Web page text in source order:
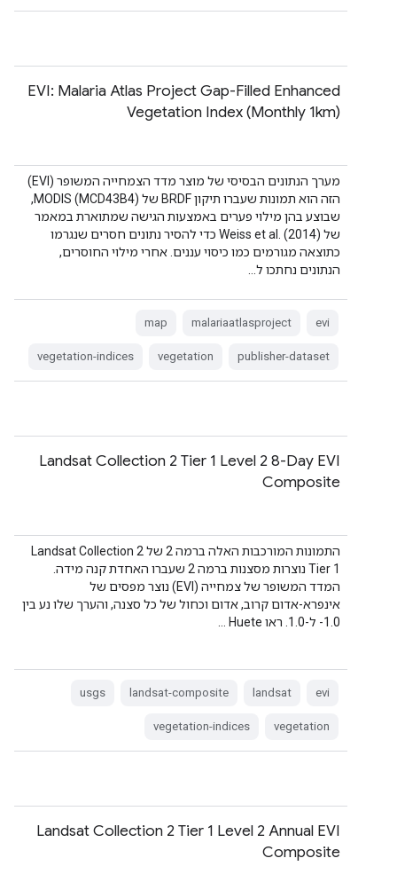
EVI: Malaria Atlas Project Gap-Filled Enhanced
Vegetation Index (Monthly 1km)
מערך הנתונים הבסיסי של מוצר מדד הצמחייה המשופר (EVI)
הזה הוא תמונות שעברו תיקון BRDF של MODIS (MCD43B4),
שבוצע בהן מילוי פערים באמצעות הגישה שמתוארת במאמר
של Weiss et al. (2014) כדי להסיר נתונים חסרים שנגרמו
כתוצאה מגורמים כמו כיסוי עננים. אחרי מילוי החוסרים,
הנתונים נחתכו ל…
evi
malariaatlasproject
map
publisher-dataset
vegetation
vegetation-indices
‫Landsat Collection 2 Tier 1 Level 2 8-Day EVI
Composite
התמונות המורכבות האלה ברמה 2 של Landsat Collection 2
Tier 1 נוצרות מסצנות ברמה 2 שעברו האחדת קנה מידה.
המדד המשופר של צמחייה (EVI) נוצר מפסים של
אינפרא-אדום קרוב, אדום וכחול של כל סצנה, והערך שלו נע בין
‎-1.0 ל-1.0. ראו Huete …
evi
landsat
landsat-composite
usgs
vegetation
vegetation-indices
‫Landsat Collection 2 Tier 1 Level 2 Annual EVI
Composite